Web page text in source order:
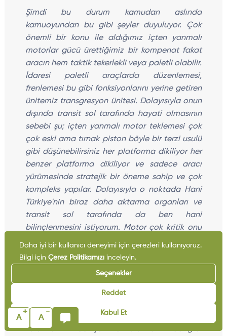
Şimdi bu durum kamudan aslında
kamuoyundan bu gibi şeyler duyuluyor. Çok
önemli bir konu ile aldığımız içten yanmalı
motorlar gücü ürettiğimiz bir kompenat fakat
aracın hem taktik tekerlekli veya paletli olabilir.
İdaresi paletli araçlarda düzenlemesi,
frenlemesi bu gibi fonksiyonlarını yerine getiren
ünitemiz transgresyon ünitesi. Dolayısıyla onun
dışında transit sol tarafında hayati olmasının
sebebi şu; içten yanmalı motor teklemesi çok
çok eski ama tırnak piston böyle bir terzi usulü
gibi düşünebilirsiniz her platforma dikiliyor her
benzer platforma dikiliyor ve sadece aracı
yürümesinde stratejik bir öneme sahip ve çok
kompleks yapılar. Dolayısıyla o noktada Hani
Türkiye'nin biraz daha aktarma organları ve
transit sol tarafında da ben hani
bilinçlenmesini istiyorum. Motor çok kritik onu
üretmemiz gerekiyor. Bu tek kombinasyon
oluşturma sadece motoru ürettiği zaman firma
sayısı 3 elementi 4'tür ödemeniz 432 olmayan
yapamayacağınız geometrilerin Türkiye'de
üretimi yiyeceğiniz isteyerek Talaşlı imalatta
başladık bunun Antep fıstığı Hem bizim kamu
kurumlarımız da çok ve kurumlarımızda gibi
A
+
A
-
Daha iyi bir kullanıcı deneyimi için çerezleri kullanıyoruz.
Bilgi için Çerez Politikamızıinceleyin.
Seçenekler
Reddet
Kabul Et